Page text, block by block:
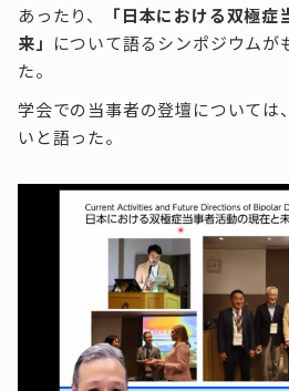
あったり、
「日本における双極
来」 について語るシンポジウムが
た。
学会での当事者の登壇については
いと語った。